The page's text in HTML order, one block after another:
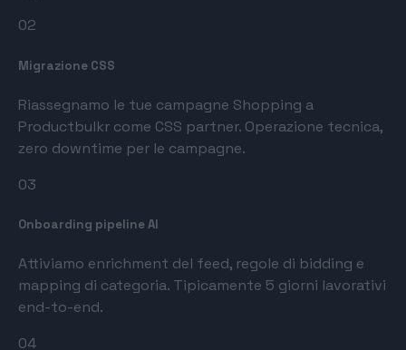
02
Migrazione CSS
Riassegnamo le tue campagne Shopping a
Productbulkr come CSS partner. Operazione tecnica,
zero downtime per le campagne.
03
Onboarding pipeline AI
Attiviamo enrichment del feed, regole di bidding e
mapping di categoria. Tipicamente 5 giorni lavorativi
end-to-end.
04